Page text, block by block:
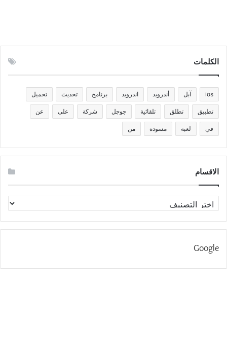
الكلمات
ios آبل أندرويد اندرويد برنامج تحديث تحميل
تطبيق تطلق تلقائية جوجل شركة على عن
في لعبة مسودة من
الاقسام
الاقسام
Google